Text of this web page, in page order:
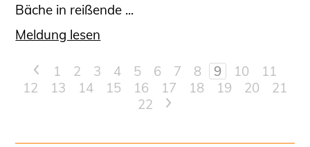
Bäche in reißende ...
Meldung lesen
< 1 2 3 4 5 6 7 8 9 10
11
12
13 14 15 16 17 18 19 20
21
22
>